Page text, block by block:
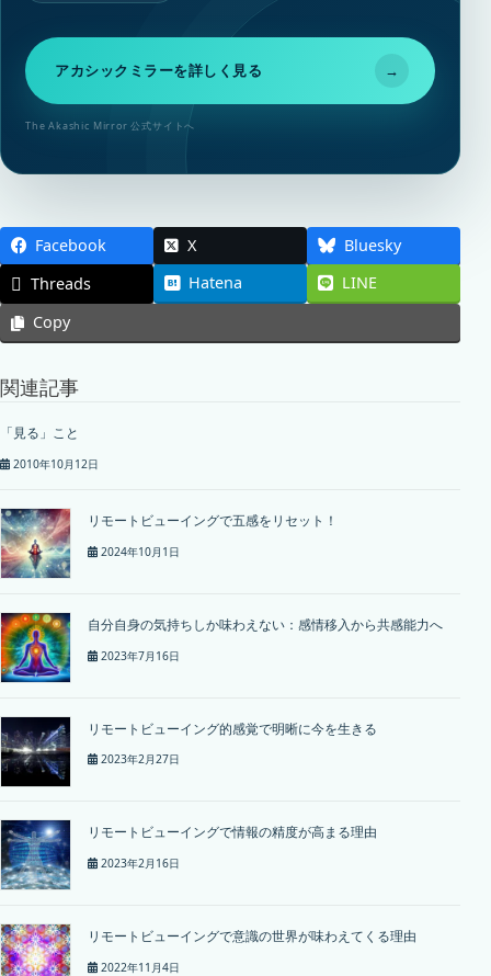
アカシックミラーを詳しく見る →
The Akashic Mirror 公式サイトへ
Facebook X
Bluesky
Threads
Hatena
LINE
Copy
関連記事
「見る」こと
2010年10月12日
リモートビューイングで五感をリセット！
2024年10月1日
自分自身の気持ちしか味わえない：感情移入から共感能力へ
2023年7月16日
リモートビューイング的感覚で明晰に今を生きる
2023年2月27日
リモートビューイングで情報の精度が高まる理由
2023年2月16日
リモートビューイングで意識の世界が味わえてくる理由
2022年11月4日